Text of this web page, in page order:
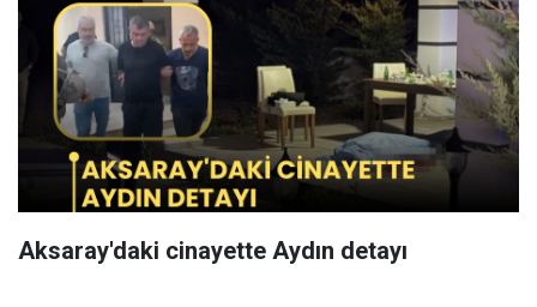
Aksaray'daki cinayette Aydın detayı